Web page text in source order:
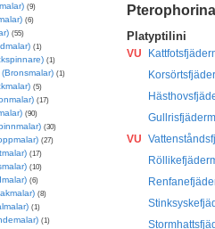
Platyptilini
VU
VU
(9)
(6)
(55)
(1)
(1)
(1)
(5)
(17)
(90)
(30)
(27)
(17)
(10)
(6)
(8)
(1)
(1)